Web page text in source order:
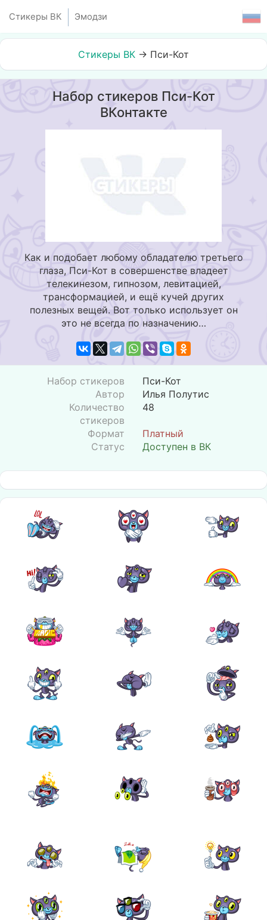
Стикеры ВК Эмодзи
Стикеры ВК → Пси-Кот
Набор стикеров Пси-Кот
ВКонтакте
Как и подобает любому обладателю третьего
глаза, Пси-Кот в совершенстве владеет
телекинезом, гипнозом, левитацией,
трансформацией, и ещё кучей других
полезных вещей. Вот только использует он
это не всегда по назначению…
Набор стикеров
Пси-Кот
Автор
Илья Полутис
Количество
стикеров
48
Формат
Платный
Статус
Доступен в ВК